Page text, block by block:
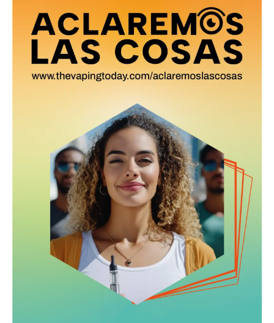
tobacco harm reduction in your email.
SUBSCRIBIRSE